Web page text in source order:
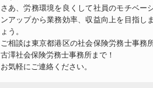
さあ、労務環境を良くして社員のモチベー
ンアップから業務効率、収益向上を目指し
ょう。
ご相談は東京都港区の社会保険労務士事務
古澤社会保険労務士事務所まで！
お気軽にご連絡ください。